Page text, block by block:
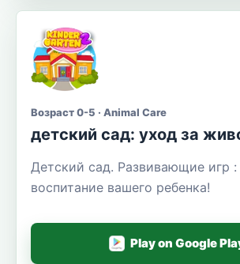
Возраст 0-5 · Animal Care
детский сад: уход за
Детский сад. Развивающие игр :
воспитание вашего ребенка!
Play on Google